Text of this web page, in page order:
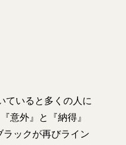
ていると多くの人に
意外』と『納得』
ックが再びライン